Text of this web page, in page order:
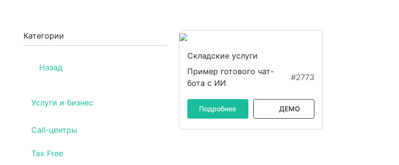
Категории
Назад
Услуги и бизнес
Call-центры
Tax Free
Складские услуги
Пример готового чат-
бота с ИИ
#2773
Подробнее ДЕМО